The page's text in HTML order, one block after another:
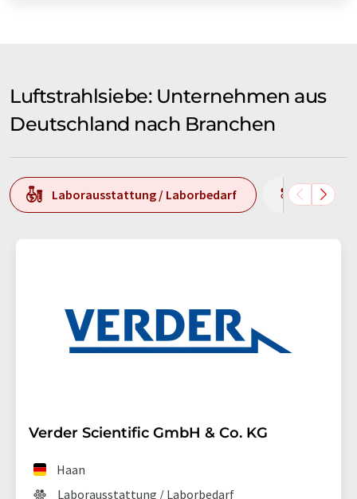
Luftstrahlsiebe: Unternehmen aus
Deutschland nach Branchen
Laborausstattung / Laborbedarf
Verder Scientific GmbH & Co. KG
Haan
Laborausstattung / Laborbedarf